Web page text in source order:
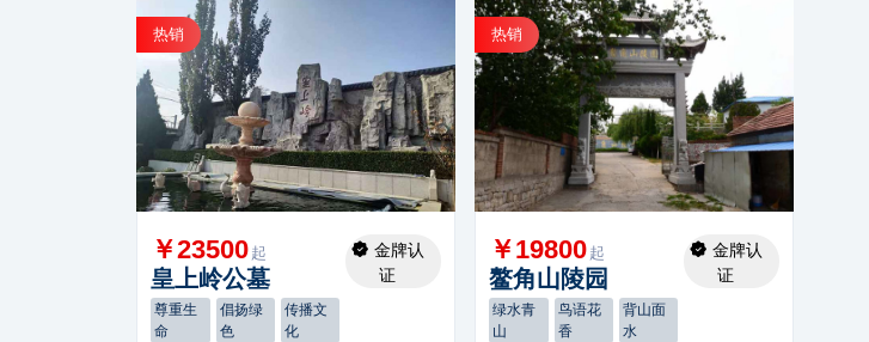
热销
￥23500 起
皇上岭公墓
尊重生
命
倡扬绿
色
传播文
化
金牌认
证
热销
￥19800 起
鳌角山陵园
绿水青
山
鸟语花
香
背山面
水
金牌认
证